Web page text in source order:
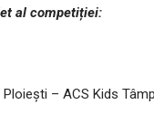
al competiției:
Ploiești – ACS Kids